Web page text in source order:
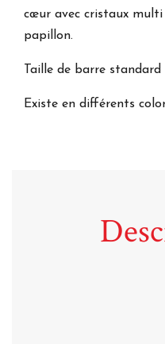
cœur avec cristaux
papillon.
Taille de barre standard
Existe en différents